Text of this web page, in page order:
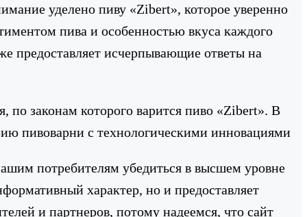
уделено пиву «Zibert», которое уверенно
пива и особенностью вкуса каждого
предоставляет исчерпывающие ответы на
по законам которого варится пиво «Zibert». В
пивоварни с технологическими инновациями
потребителям убедиться в высшем уровне
характер, но и предоставляет
и партнеров, потому надеемся, что сайт